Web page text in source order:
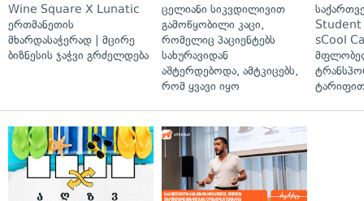
Wine Square X Lunatic
ერთმანეთის
მხარდასაჭერად | მცირე
ბიზნესის ჯაჭვი გრძელდება
ცელიანი სიკვდილივით
გამოწყობილი კაცი,
რომელიც პაციენტებს
სახურავიდან
აშტერდებოდა, ამტკიცებს,
რომ ყვავი იყო
Student
sCool